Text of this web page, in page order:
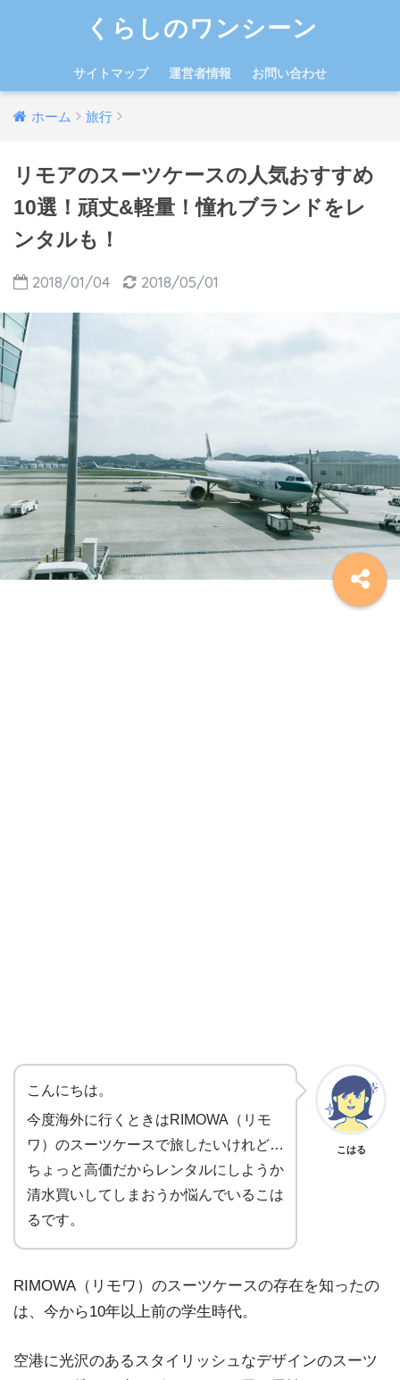
くらしのワンシーン
サイトマップ 運営者情報 お問い合わせ
ホーム 旅行
リモアのスーツケースの人気おすすめ
10選！頑丈&軽量！憧れブランドをレ
ンタルも！
2018/01/04 2018/05/01
こんにちは。
今度海外に行くときはRIMOWA（リモ
ワ）のスーツケースで旅したいけれど…
ちょっと高価だからレンタルにしようか
清水買いしてしまおうか悩んでいるこは
るです。
こはる
RIMOWA（リモワ）のスーツケースの存在を知ったの
は、今から10年以上前の学生時代。
空港に光沢のあるスタイリッシュなデザインのスーツ